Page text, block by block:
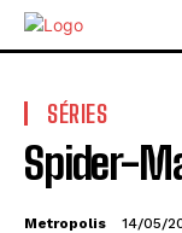
SÉRIES
Spider-
Metropolis 14/05/